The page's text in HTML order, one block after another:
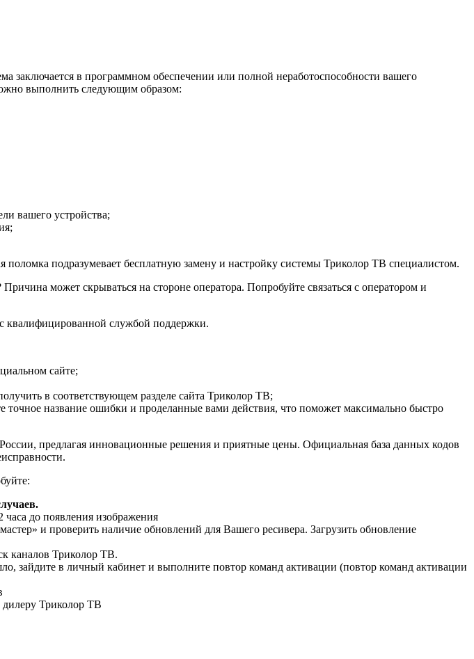
заключается в программном обеспечении или полной неработоспособности вашего
выполнить следующим образом:
вашего устройства;
подразумевает бесплатную замену и настройку системы Триколор ТВ специалистом.
может скрываться на стороне оператора. Попробуйте связаться с оператором и
квалифицированной службой поддержки.
сайте;
в соответствующем разделе сайта Триколор ТВ;
название ошибки и проделанные вами действия, что поможет максимально быстро
предлагая инновационные решения и приятные цены. Официальная база данных кодов
часа до появления изображения
и проверить наличие обновлений для Вашего ресивера. Загрузить обновление
каналов Триколор ТВ.
зайдите в личный кабинет и выполните повтор команд активации (повтор команд активации
Триколор ТВ